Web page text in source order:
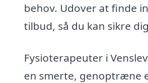
behov. Udover at finde
tilbud, så du kan sikre
Fysioterapeuter i
en smerte, genoptræne